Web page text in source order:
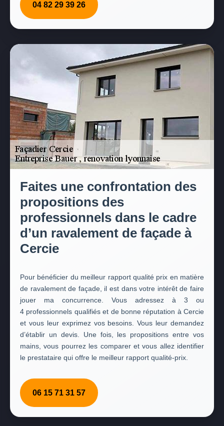
04 82 29 39 26
Faites une confrontation des
propositions des
professionnels dans le cadre
d’un ravalement de façade à
Cercie
Pour bénéficier du meilleur rapport qualité prix en matière
de ravalement de façade, il est dans votre intérêt de faire
jouer ma concurrence. Vous adressez à 3 ou
4 professionnels qualifiés et de bonne réputation à Cercie
et vous leur exprimez vos besoins. Vous leur demandez
d’établir un devis. Une fois, les propositions entre vos
mains, vous pourrez les comparer et vous allez identifier
le prestataire qui offre le meilleur rapport qualité-prix.
06 15 71 31 57